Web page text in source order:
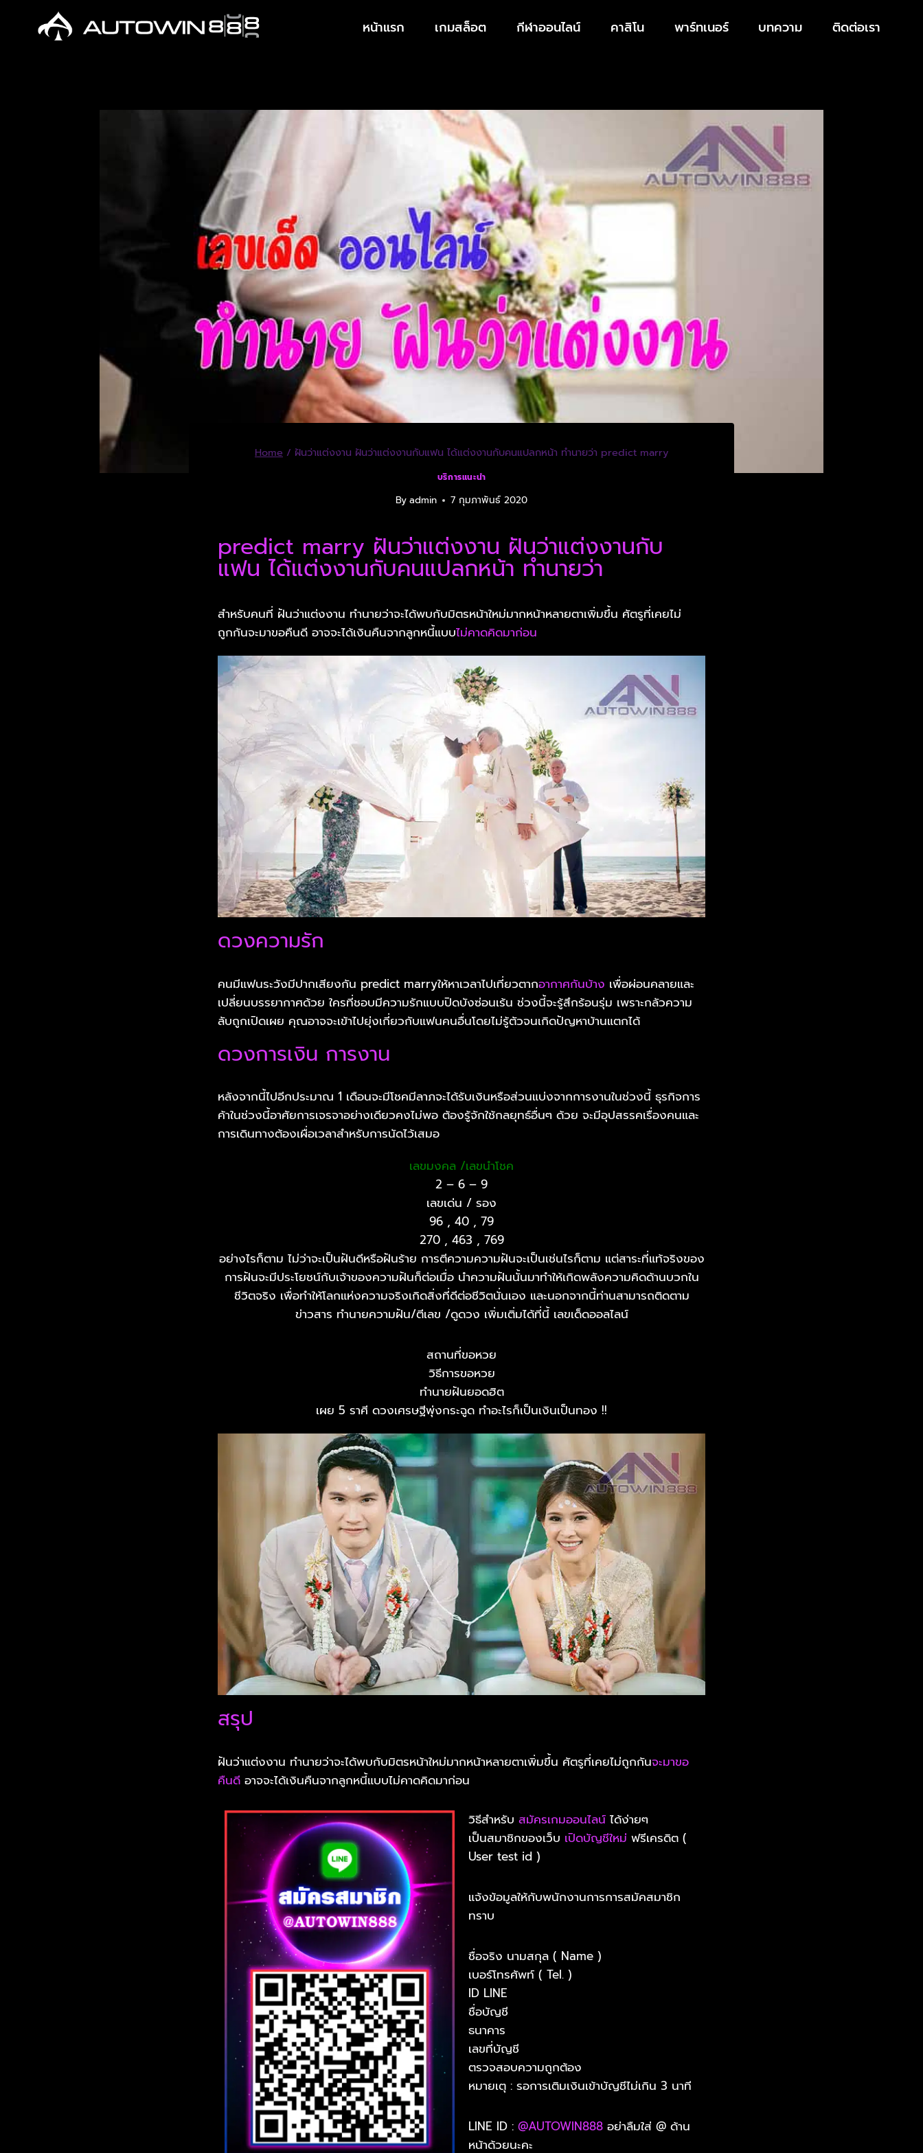
หน้าแรก เกมสล็อต กีฬาออนไลน์ คาสิโน พาร์ทเนอร์ บทความ ติดต่อเรา
Home / ฝันว่าแต่งงาน ฝันว่าแต่งงานกับแฟน ได้แต่งงานกับคนแปลกหน้า ทำนายว่า predict marry
บริการแนะนำ
Byadmin 7 กุมภาพันธ์ 2020
predict marry ฝันว่าแต่งงาน ฝันว่าแต่งงานกับ
แฟน ได้แต่งงานกับคนแปลกหน้า ทำนายว่า
สำหรับคนที่ ฝันว่าแต่งงาน ทำนายว่าจะได้พบกับมิตรหน้าใหม่มากหน้าหลายตาเพิ่มขึ้น ศัตรูที่เคยไม่
ถูกกันจะมาขอคืนดี อาจจะได้เงินคืนจากลูกหนี้แบบไม่คาดคิดมาก่อน
ดวงความรัก
คนมีแฟนระวังมีปากเสียงกัน predict marryให้หาเวลาไปเที่ยวตากอากาศกันบ้าง เพื่อผ่อนคลายและ
เปลี่ยนบรรยากาศด้วย ใครที่ชอบมีความรักแบบปิดบังซ่อนเร้น ช่วงนี้จะรู้สึกร้อนรุ่ม เพราะกลัวความ
ลับถูกเปิดเผย คุณอาจจะเข้าไปยุ่งเกี่ยวกับแฟนคนอื่นโดยไม่รู้ตัวจนเกิดปัญหาบ้านแตกได้
ดวงการเงิน การงาน
หลังจากนี้ไปอีกประมาณ 1 เดือนจะมีโชคมีลาภจะได้รับเงินหรือส่วนแบ่งจากการงานในช่วงนี้ ธุรกิจการ
ค้าในช่วงนี้อาศัยการเจรจาอย่างเดียวคงไม่พอ ต้องรู้จักใช้กลยุทธ์อื่นๆ ด้วย จะมีอุปสรรคเรื่องคนและ
การเดินทางต้องเผื่อเวลาสำหรับการนัดไว้เสมอ
เลขมงคล /เลขนำโชค
2 – 6 – 9
เลขเด่น / รอง
96 , 40 , 79
270 , 463 , 769
อย่างไรก็ตาม ไม่ว่าจะเป็นฝันดีหรือฝันร้าย การตีความความฝันจะเป็นเช่นไรก็ตาม แต่สาระที่แท้จริงของ
การฝันจะมีประโยชน์กับเจ้าของความฝันก็ต่อเมื่อ นำความฝันนั้นมาทำให้เกิดพลังความคิดด้านบวกใน
ชีวิตจริง เพื่อทำให้โลกแห่งความจริงเกิดสิ่งที่ดีต่อชีวิตนั่นเอง และนอกจากนี้ท่านสามารถติดตาม
ข่าวสาร ทำนายความฝัน/ตีเลข /ดูดวง เพิ่มเติ่มได้ที่นี้ เลขเด็ดออลไลน์
สถานที่ขอหวย
วิธีการขอหวย
ทำนายฝันยอดฮิต
เผย 5 ราศี ดวงเศรษฐีพุ่งกระฉูด ทำอะไรก็เป็นเงินเป็นทอง !!
สรุป
ฝันว่าแต่งงาน ทำนายว่าจะได้พบกับมิตรหน้าใหม่มากหน้าหลายตาเพิ่มขึ้น ศัตรูที่เคยไม่ถูกกันจะมาขอ
คืนดี อาจจะได้เงินคืนจากลูกหนี้แบบไม่คาดคิดมาก่อน
วิธีสำหรับ สมัครเกมออนไลน์ ได้ง่ายๆ​
เป็นสมาชิกของเว็บ เปิดบัญชีใหม่ ฟรีเครดิต (
User test id )
แจ้งข้อมูลให้กับพนักงานการการสมัคสมาชิก
ทราบ
ชื่อจริง นามสกุล ( Name )
เบอร์โทรศัพท์ ( Tel. )
ID LINE
ชื่อบัญชี
ธนาคาร
เลขที่บัญชี
ตรวจสอบความถูกต้อง
หมายเตุ : รอการเติมเงินเข้าบัญชีไม่เกิน 3 นาที
LINE ID : @AUTOWIN888 อย่าลืมใส่ @ ด้าน
หน้าด้วยนะคะ